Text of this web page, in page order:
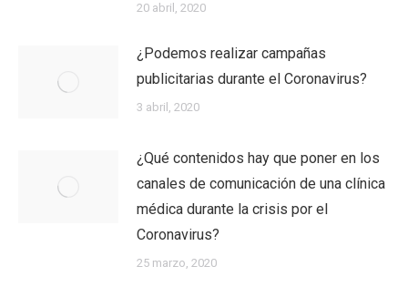
20 abril, 2020
¿Podemos realizar campañas
publicitarias durante el Coronavirus?
3 abril, 2020
¿Qué contenidos hay que poner en los
canales de comunicación de una clínica
médica durante la crisis por el
Coronavirus?
25 marzo, 2020